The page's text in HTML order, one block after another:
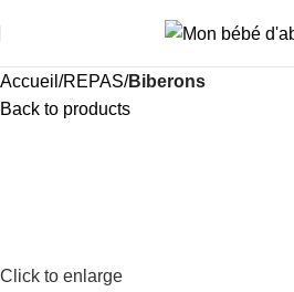
Accueil REPAS Biberons
Back to products
Click to enlarge